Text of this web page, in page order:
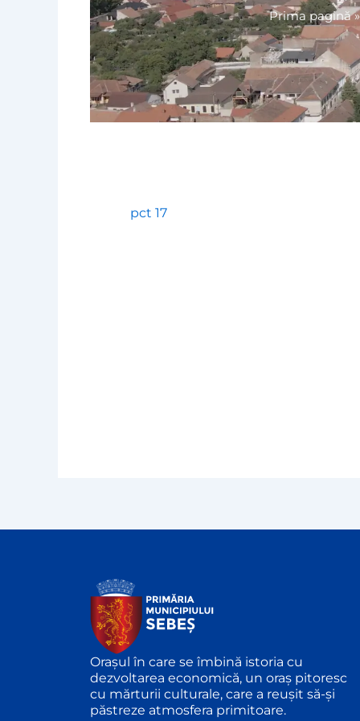
Prima pagină»
pct 17
Orașul în care se îmbină istoria cu
dezvoltarea economică, un oraș pitoresc
cu mărturii culturale, care a reușit să-și
păstreze atmosfera primitoare.